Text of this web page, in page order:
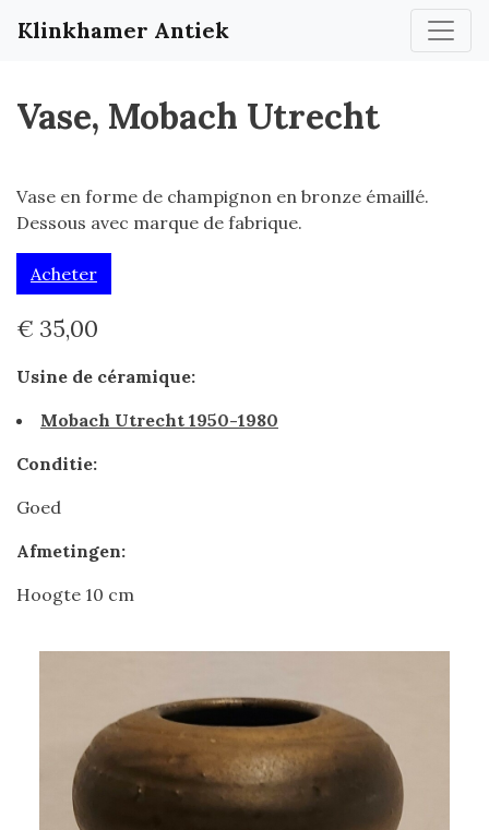
Klinkhamer Antiek
Vase, Mobach Utrecht
Vase en forme de champignon en bronze émaillé.
Dessous avec marque de fabrique.
Acheter
€ 35,00
Usine de céramique:
Mobach Utrecht 1950-1980
Conditie:
Goed
Afmetingen:
Hoogte 10 cm